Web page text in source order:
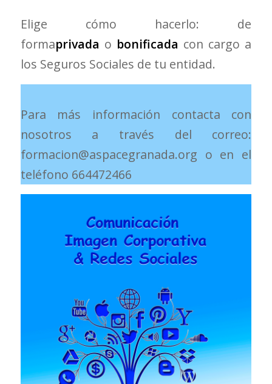
Elige cómo hacerlo: de
formaprivada o bonificada con cargo a
los Seguros Sociales de tu entidad.
Para más información contacta con
nosotros a través del correo:
formacion@aspacegranada.org o en el
teléfono 664472466